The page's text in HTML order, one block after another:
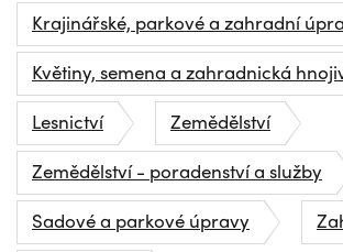
Krajinářské, parkové a zahradní
Květiny, semena a zahradnická
Lesnictví
Zemědělství
Zemědělství - poradenství a služby
Sadové a parkové úpravy